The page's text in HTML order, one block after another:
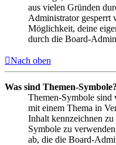
aus vielen Gründen
Administrator gesperrt
Möglichkeit, deine
durch die Board-
Nach oben
Was sind Themen-Symbole?
Themen-Symbole sind
mit einem Thema in
Inhalt kennzeichnen
Symbole zu
ab, die die Board-